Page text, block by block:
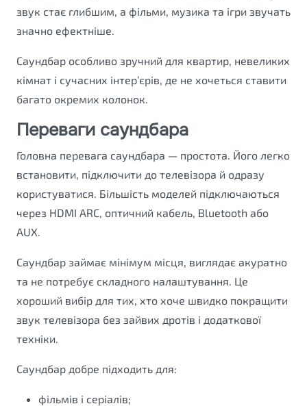
звук стає глибшим, а фільми, музика та ігри звучать
значно ефектніше.
Саундбар особливо зручний для квартир, невеликих
кімнат і сучасних інтер’єрів, де не хочеться ставити
багато окремих колонок.
Переваги саундбара
Головна перевага саундбара — простота. Його легко
встановити, підключити до телевізора й одразу
користуватися. Більшість моделей підключаються
через HDMI ARC, оптичний кабель, Bluetooth або
AUX.
Саундбар займає мінімум місця, виглядає акуратно
та не потребує складного налаштування. Це
хороший вибір для тих, хто хоче швидко покращити
звук телевізора без зайвих дротів і додаткової
техніки.
Саундбар добре підходить для:
фільмів і серіалів;